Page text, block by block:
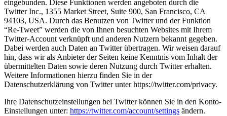
eingebunden. Diese Funktionen werden angeboten durch die
Twitter Inc., 1355 Market Street, Suite 900, San Francisco, CA
94103, USA. Durch das Benutzen von Twitter und der Funktion
“Re-Tweet” werden die von Ihnen besuchten Websites mit Ihrem
Twitter-Account verknüpft und anderen Nutzern bekannt gegeben.
Dabei werden auch Daten an Twitter übertragen. Wir weisen darauf
hin, dass wir als Anbieter der Seiten keine Kenntnis vom Inhalt der
übermittelten Daten sowie deren Nutzung durch Twitter erhalten.
Weitere Informationen hierzu finden Sie in der
Datenschutzerklärung von Twitter unter https://twitter.com/privacy.
Ihre Datenschutzeinstellungen bei Twitter können Sie in den Konto-
Einstellungen unter: https://twitter.com/account/settings ändern.